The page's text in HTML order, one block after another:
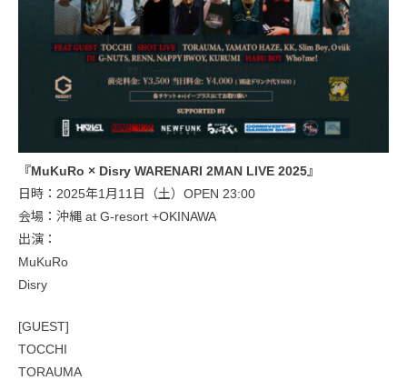
『MuKuRo × Disry WARENARI 2MAN LIVE 2025』
日時：2025年1月11日（土）OPEN 23:00
会場：沖縄 at G-resort +OKINAWA
出演：
MuKuRo
Disry
[GUEST]
TOCCHI
TORAUMA